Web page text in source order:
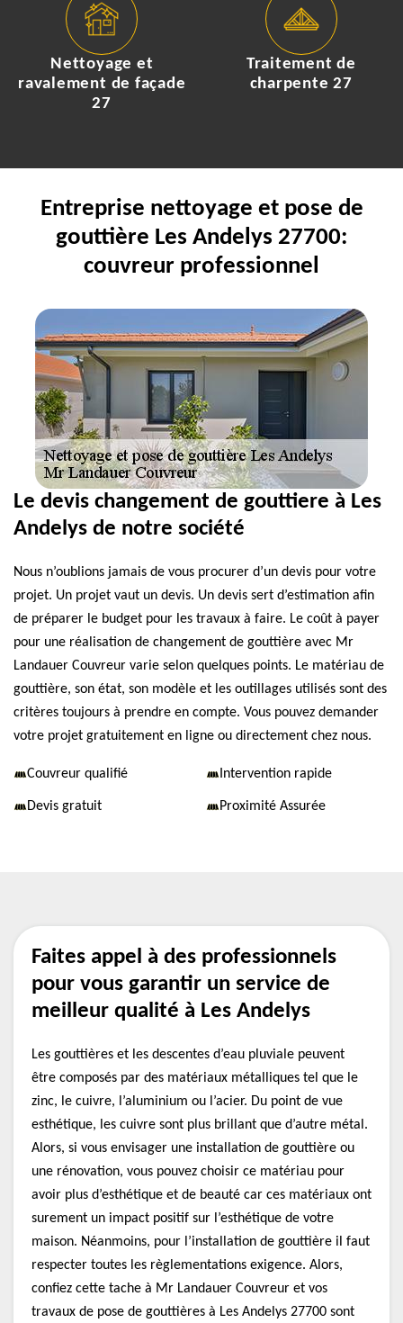
Nettoyage et
ravalement de façade
27
Traitement de
charpente 27
Entreprise nettoyage et pose de
gouttière Les Andelys 27700:
couvreur professionnel
Le devis changement de gouttiere à Les
Andelys de notre société
Nous n’oublions jamais de vous procurer d’un devis pour votre
projet. Un projet vaut un devis. Un devis sert d’estimation afin
de préparer le budget pour les travaux à faire. Le coût à payer
pour une réalisation de changement de gouttière avec Mr
Landauer Couvreur varie selon quelques points. Le matériau de
gouttière, son état, son modèle et les outillages utilisés sont des
critères toujours à prendre en compte. Vous pouvez demander
votre projet gratuitement en ligne ou directement chez nous.
Couvreur qualifié Intervention rapide
Devis gratuit Proximité Assurée
Faites appel à des professionnels
pour vous garantir un service de
meilleur qualité à Les Andelys
Les gouttières et les descentes d’eau pluviale peuvent
être composés par des matériaux métalliques tel que le
zinc, le cuivre, l’aluminium ou l’acier. Du point de vue
esthétique, les cuivre sont plus brillant que d’autre métal.
Alors, si vous envisager une installation de gouttière ou
une rénovation, vous pouvez choisir ce matériau pour
avoir plus d’esthétique et de beauté car ces matériaux ont
surement un impact positif sur l’esthétique de votre
maison. Néanmoins, pour l’installation de gouttière il faut
respecter toutes les règlementations exigence. Alors,
confiez cette tache à Mr Landauer Couvreur et vos
travaux de pose de gouttières à Les Andelys 27700 sont